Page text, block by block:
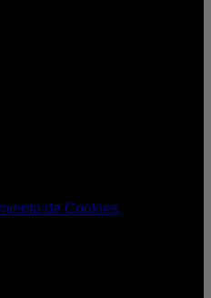
de Cookies